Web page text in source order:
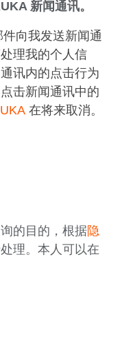
新闻通讯。
向我发送新闻通
处理我的个人信
讯内的点击行为
击新闻通讯中的
在将来取消。
的目的，根据隐
理。本人可以在